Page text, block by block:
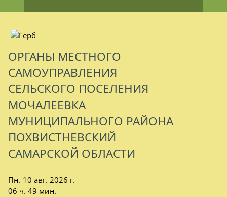
ОРГАНЫ МЕСТНОГО
САМОУПРАВЛЕНИЯ
СЕЛЬСКОГО ПОСЕЛЕНИЯ
МОЧАЛЕЕВКА
МУНИЦИПАЛЬНОГО РАЙОНА
ПОХВИСТНЕВСКИЙ
САМАРСКОЙ ОБЛАСТИ
Пн. 10 авг. 2026 г.
06 ч. 49 мин.